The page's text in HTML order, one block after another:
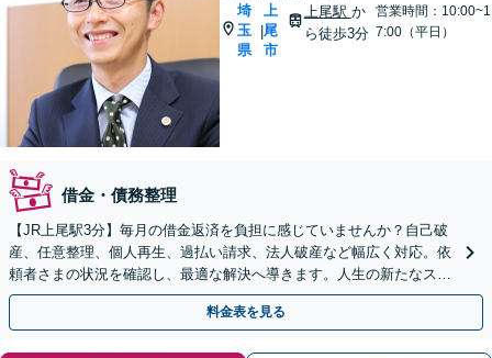
埼
玉
県
|
上
尾
市
上尾駅 か
ら徒歩3分
営業時間：10:00~1
7:00（平日）
借金・債務整理
【JR上尾駅3分】毎月の借金返済を負担に感じていませんか？自己破
産、任意整理、個人再生、過払い請求、法人破産など幅広く対応。依
頼者さまの状況を確認し、最適な解決へ導きます。人生の新たなスタ
ートをお手伝いさせてください。【初回面談無料】
料金表を見る